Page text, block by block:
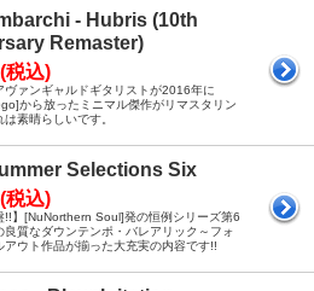
- Hubris (10th
Remaster)
税込)
ヴァンギャルドギタリストが2016年に
から放ったミニマル傑作がリマスタリン
素晴らしいです。
Selections Six
税込)
!!】[NuNorthern Soul]発の恒例シリーズ第6
良質なダウンテンポ・バレアリック～フォ
アウト作品が揃った大充実の内容です!!